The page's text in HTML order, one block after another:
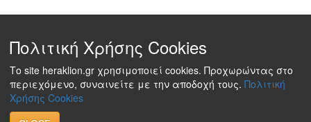
Πολιτική Χρήσης Cookies
Το site heraklion.gr χρησιμοποιεί cookies. Προχωρώντας στο
περιεχόμενο, συναινείτε με την αποδοχή τους. Πολιτική
Χρήσης Cookies